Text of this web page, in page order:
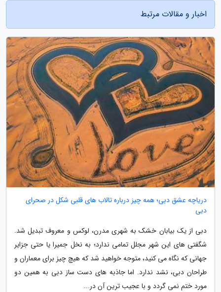
اخبار و مقالات مرتبط
دریاچه عشق دبی؛ همه چیز درباره تالاب های قلبی شکل در صحرای
دبی
دبی از یک بیابان خشک به شهری مدرن، لوکس و معروف تبدیل شد.
شگفتی های این شهر مجلل تمامی ندارد؛ به نخل جمیرا یا حتی جزایر
جهانی که نگاه می کنید، متوجه خواهید شد که هیچ چیز برای معماران و
طراحان دبی، نشد ندارد. اما جاذبه های دست ساز دبی به همین دو
مورد ختم نمی گردد و با عجیب ترین آن در...